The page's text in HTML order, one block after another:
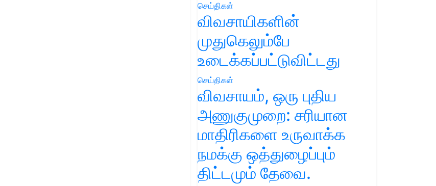
செய்திகள்
விவசாயிகளின்
முதுகெலும்பே
உடைக்கப்பட்டுவிட்டது
செய்திகள்
விவசாயம், ஒரு புதிய
அணுகுமுறை: சரியான
மாதிரிகளை உருவாக்க
நமக்கு ஒத்துழைப்பும்
திட்டமும் தேவை.